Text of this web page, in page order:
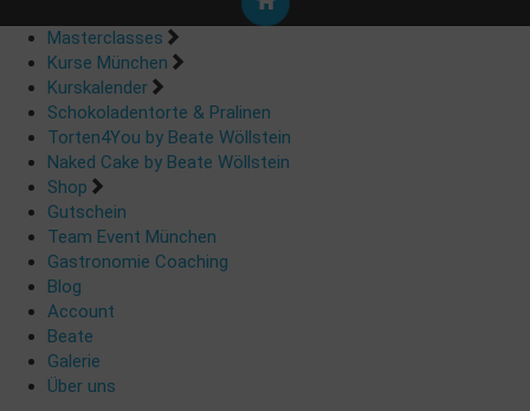
Masterclasses
Kurse München
Kurskalender
Schokoladentorte & Pralinen
Torten4You by Beate Wöllstein
Naked Cake by Beate Wöllstein
Shop
Gutschein
Team Event München
Gastronomie Coaching
Blog
Account
Beate
Galerie
Über uns